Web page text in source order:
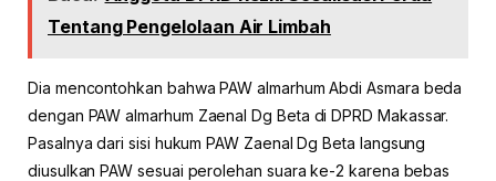
Tentang Pengelolaan Air Limbah
Dia mencontohkan bahwa PAW almarhum Abdi Asmara beda
dengan PAW almarhum Zaenal Dg Beta di DPRD Makassar.
Pasalnya dari sisi hukum PAW Zaenal Dg Beta langsung
diusulkan PAW sesuai perolehan suara ke-2 karena bebas